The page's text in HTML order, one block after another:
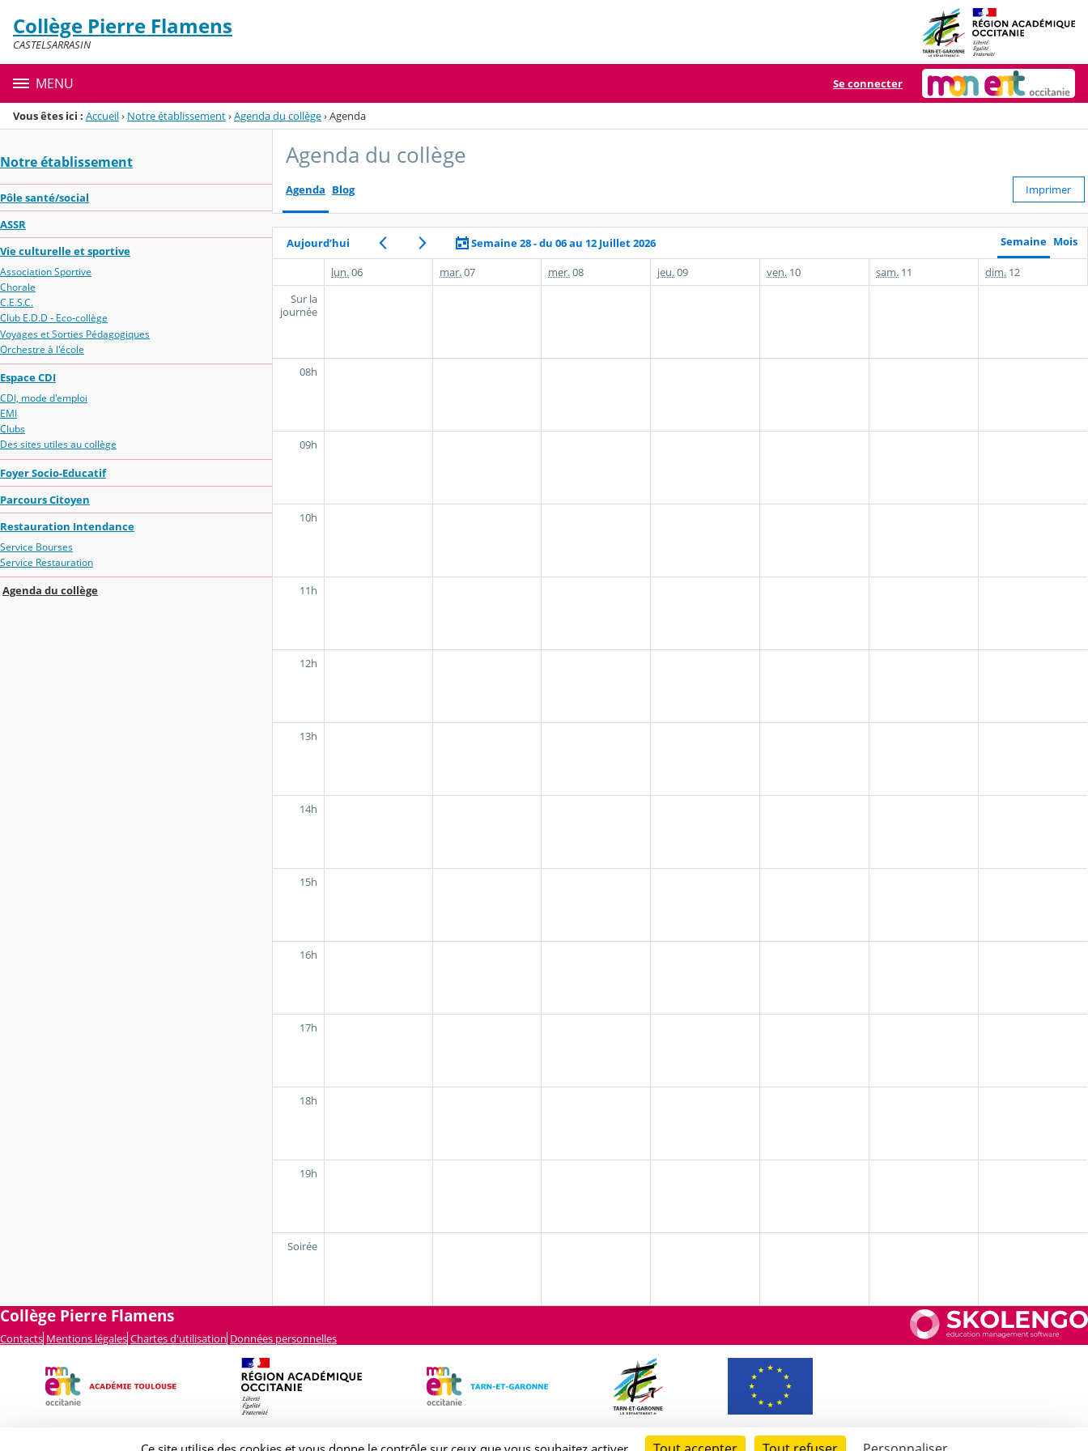
Menu de la rubrique
Contenu
Collège Pierre Flamens
CASTELSARRASIN
MENU Se connecter
Vous êtes ici : Accueil› Notre établissement›Agenda du collège›Agenda
Notre établissement
Pôle santé/social
ASSR
Vie culturelle et sportive
Association Sportive
Chorale
C.E.S.C.
Club E.D.D - Eco-collège
Voyages et Sorties Pédagogiques
Orchestre à l'école
Espace CDI
CDI, mode d'emploi
EMI
Clubs
Des sites utiles au collège
Foyer Socio-Educatif
Parcours Citoyen
Restauration Intendance
Service Bourses
Service Restauration
Agenda du collège
Agenda du collège
Agenda Blog Imprimer
Aujourd’hui Semaine 28 - du 06 au 12 Juillet 2026 Semaine Mois
lun.06 mar.07 mer.08 jeu.09 ven. 10 sam. 11 dim. 12
Sur la
journée
08h
09h
10h
11h
12h
13h
14h
15h
16h
17h
18h
19h
Soirée
Collège Pierre Flamens
Contacts Mentions légales Chartes d'utilisation Données personnelles